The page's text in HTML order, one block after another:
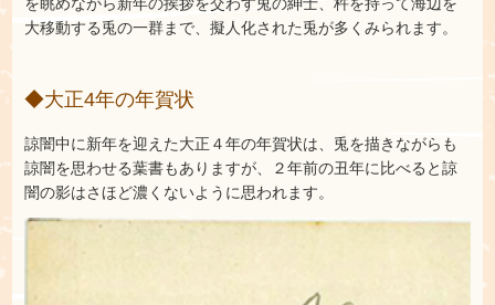
大移動する兎の一群まで、擬人化された兎が多くみられます。
◆大正4年の年賀状
諒闇中に新年を迎えた大正４年の年賀状は、兎を描きながらも
諒闇を思わせる葉書もありますが、２年前の丑年に比べると諒
闇の影はさほど濃くないように思われます。